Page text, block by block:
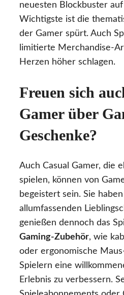
neuesten Blockbuster
Wichtigste ist die
der Gamer spürt. Auch
limitierte Merchandise-
Herzen höher schlagen.
Freuen sich
Gamer über
Geschenke?
Auch Casual Gamer, die
spielen, können von
begeistert sein. Sie
allumfassenden
genießen dennoch das
Gaming-Zubehör, wie
oder ergonomische
Spielern eine
Erlebnis zu verbessern.